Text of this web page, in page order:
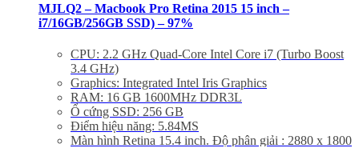
MJLQ2 – Macbook Pro Retina 2015 15 inch –
i7/16GB/256GB SSD) – 97%
CPU: 2.2 GHz Quad-Core Intel Core i7 (Turbo Boost
3.4 GHz)
Graphics: Integrated Intel Iris Graphics
RAM: 16 GB 1600MHz DDR3L
Ổ cứng SSD: 256 GB
Điểm hiệu năng: 5.84MS
Màn hình Retina 15.4 inch. Độ phân giải : 2880 x 1800